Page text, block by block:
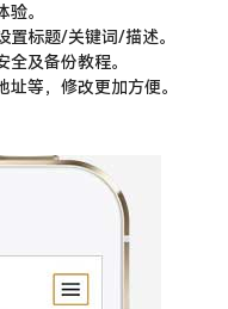
。
置标题/关键词/描述。
及备份教程。
等，修改更加方便。